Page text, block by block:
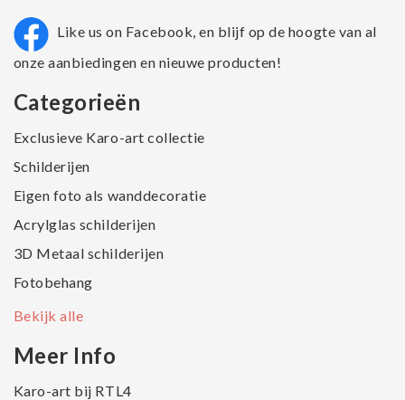
Like us on Facebook, en blijf op de hoogte van al
onze aanbiedingen en nieuwe producten!
Categorieën
Exclusieve Karo-art collectie
Schilderijen
Eigen foto als wanddecoratie
Acrylglas schilderijen
3D Metaal schilderijen
Fotobehang
Bekijk alle
Meer Info
Karo-art bij RTL4